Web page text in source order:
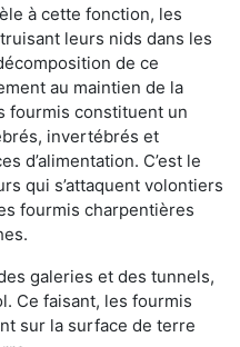
à cette fonction, les
leurs nids dans les
de ce
au maintien de la
fourmis constituent un
invertébrés et
d’alimentation. C’est le
qui s’attaquent volontiers
fourmis charpentières
galeries et des tunnels,
Ce faisant, les fourmis
sur la surface de terre